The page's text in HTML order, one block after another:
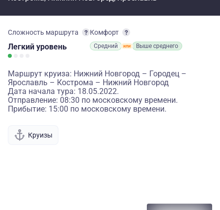
Сложность маршрута
Легкий уровень
Комфорт
Средний Выше среднего
Маршрут круиза: Нижний Новгород – Городец –
Ярославль – Кострома – Нижний Новгород
Дата начала тура: 18.05.2022.
Отправление: 08:30 по московскому времени.
Прибытие: 15:00 по московскому времени.
Круизы